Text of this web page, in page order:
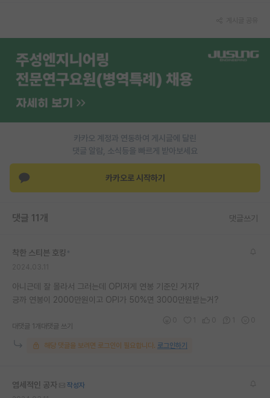
홍보 게시판
커리어
유학교육
반도체 아카데미
재팬라운지 🌸
카카오 계정과 연동하여 게시글에 달린
댓글 알람, 소식등을 빠르게 받아보세요
카카오로 시작하기
댓글 11개 댓글쓰기
착한 스티븐 호킹
아니근데 잘 몰라서 그러는데 OPI저게 연봉 기준인 거지?
긍까 연봉이 2000만원이고 OPI가 50%면 3000만원받는거?
대댓글 1개 대댓글 쓰기
해당 댓글을 보려면 로그인이 필요합니다. 로그인하기
염세적인 공자
작성자